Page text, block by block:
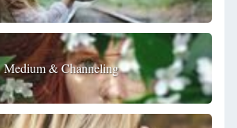
Medium & Channeling